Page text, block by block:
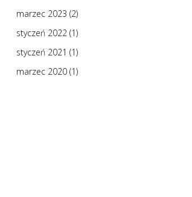
marzec 2023 (2)
styczeń 2022(1)
styczeń 2021 (1)
marzec 2020(1)